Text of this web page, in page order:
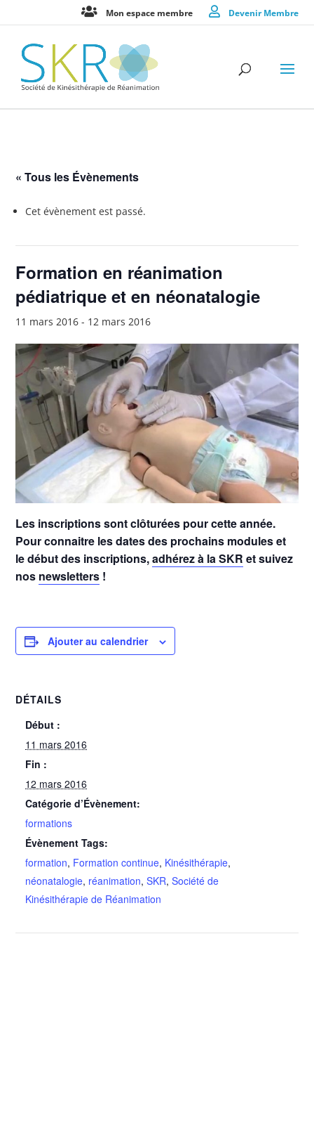
Mon espace membre Devenir Membre
« Tous les Évènements
Cet évènement est passé.
Formation en réanimation
pédiatrique et en néonatalogie
11 mars 2016 - 12 mars 2016
Les inscriptions sont clôturées pour cette année.
Pour connaitre les dates des prochains modules et
le début des inscriptions,adhérez à la SKR et suivez
nos newsletters !
Ajouter au calendrier
DÉTAILS
Début :
11 mars 2016
Fin :
12 mars 2016
Catégorie d’Évènement:
formations
Évènement Tags:
formation, Formation continue, Kinésithérapie,
néonatalogie, réanimation,SKR,Société de
Kinésithérapie de Réanimation